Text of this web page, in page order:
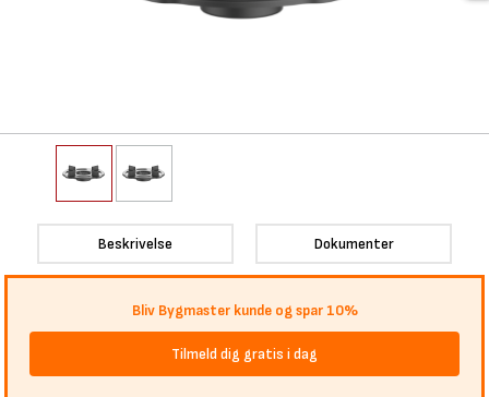
Beskrivelse Dokumenter
Bliv Bygmaster kunde og spar 10%
Tilmeld dig gratis i dag